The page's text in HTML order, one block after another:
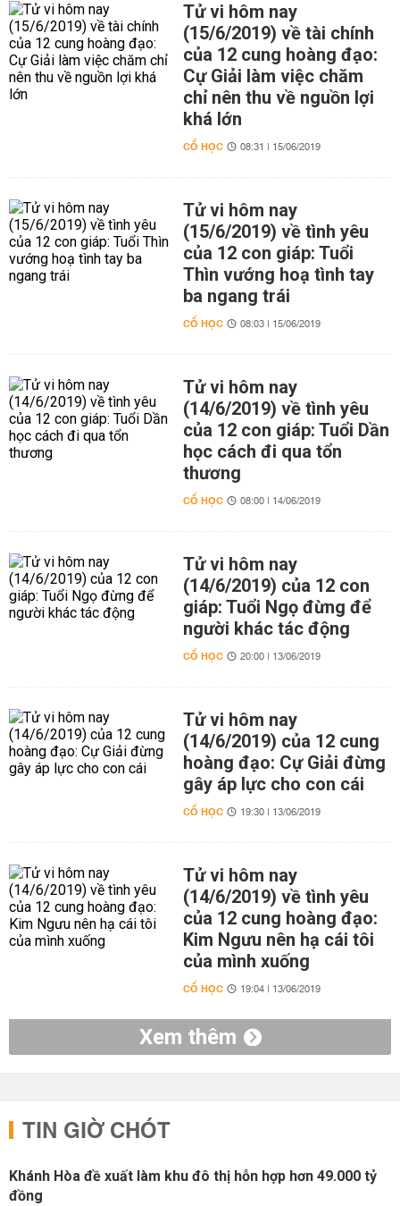
Tử vi hôm nay
(15/6/2019) về tài chính
của 12 cung hoàng đạo:
Cự Giải làm việc chăm
chỉ nên thu về nguồn lợi
khá lớn
CỔ HỌC 08:31 | 15/06/2019
Tử vi hôm nay
(15/6/2019) về tình yêu
của 12 con giáp: Tuổi
Thìn vướng hoạ tình tay
ba ngang trái
CỔ HỌC 08:03 | 15/06/2019
Tử vi hôm nay
(14/6/2019) về tình yêu
của 12 con giáp: Tuổi Dần
học cách đi qua tổn
thương
CỔ HỌC 08:00 | 14/06/2019
Tử vi hôm nay
(14/6/2019) của 12 con
giáp: Tuổi Ngọ đừng để
người khác tác động
CỔ HỌC 20:00 | 13/06/2019
Tử vi hôm nay
(14/6/2019) của 12 cung
hoàng đạo: Cự Giải đừng
gây áp lực cho con cái
CỔ HỌC 19:30 | 13/06/2019
Tử vi hôm nay
(14/6/2019) về tình yêu
của 12 cung hoàng đạo:
Kim Ngưu nên hạ cái tôi
của mình xuống
CỔ HỌC 19:04 | 13/06/2019
Xem thêm
TIN GIỜ CHÓT
Khánh Hòa đề xuất làm khu đô thị hỗn hợp hơn 49.000 tỷ
đồng